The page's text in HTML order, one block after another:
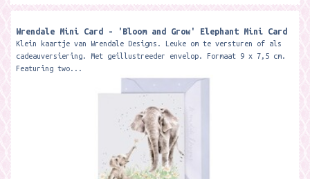
Wrendale Mini Card - 'Bloom and Grow' Elephant Mini Card ​
Klein kaartje van Wrendale Designs. Leuke om te versturen of als
cadeauversiering. Met geillustreeder envelop. Formaat 9 x 7,5 cm.
Featuring two...